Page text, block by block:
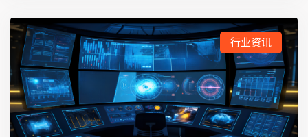
行业资讯